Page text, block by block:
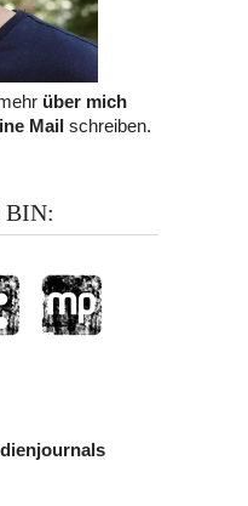
über mich
Mailschreiben.
BIN: